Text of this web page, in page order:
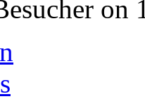
on